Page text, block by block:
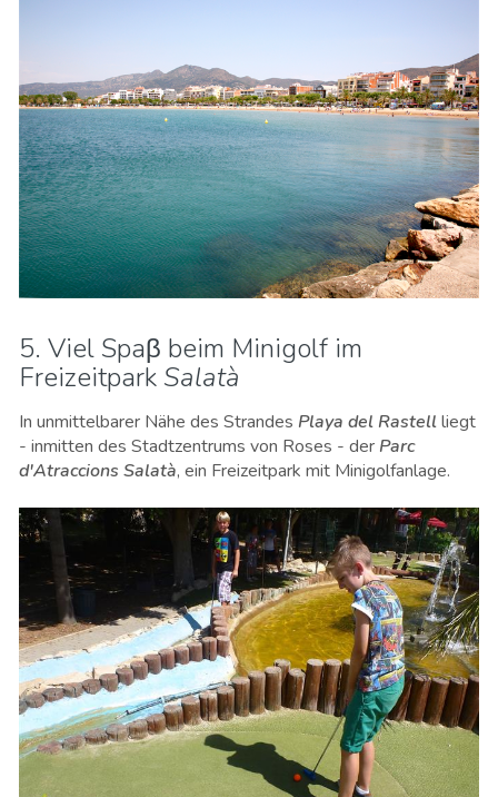
5. Viel Spaβ beim Minigolf im
Freizeitpark Salatà
In unmittelbarer Nähe des Strandes Playa del Rastellliegt
- inmitten des Stadtzentrums von Roses - der Parc
d'Atraccions Salatà, ein Freizeitpark mit Minigolfanlage.